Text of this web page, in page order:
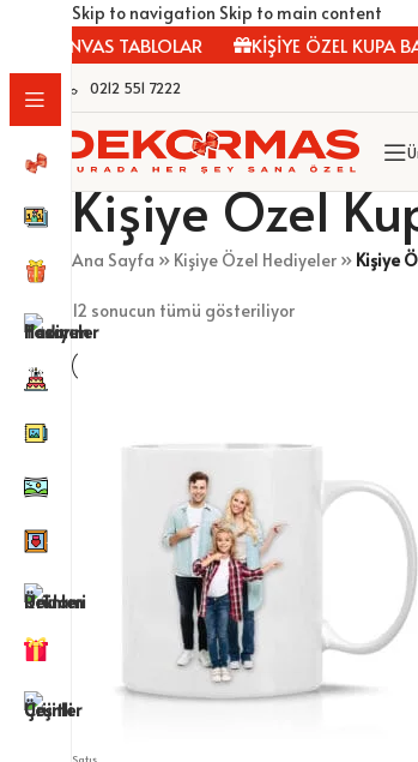
Skip to navigation Skip to main content
TABLOLAR KİŞİYE ÖZEL KUPA
0212 551 7222
Kişiye Özel
Ana Sayfa » Kişiye Özel Hediyeler » Kişiye
12 sonucun tümü gösteriliyor